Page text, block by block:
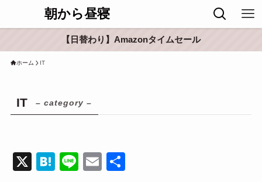
朝から昼寝
【日替わり】Amazonタイムセール
ホーム IT
IT – category –
X
H
Li
E